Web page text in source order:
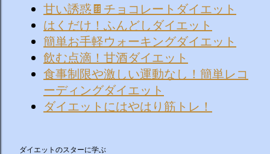
甘い誘惑🍫チョコレートダイエット
はくだけ！ふんどしダイエット
簡単お手軽ウォーキングダイエット
飲む点滴！甘酒ダイエット
食事制限や激しい運動なし！簡単レコ
ーディングダイエット
ダイエットにはやはり筋トレ！
ダイエットのスターに学ぶ